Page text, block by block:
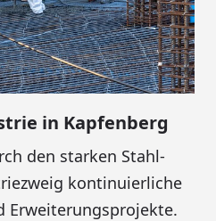
in Kapfenberg
den starken Stahl-
kontinuierliche
Erweiterungsprojekte.